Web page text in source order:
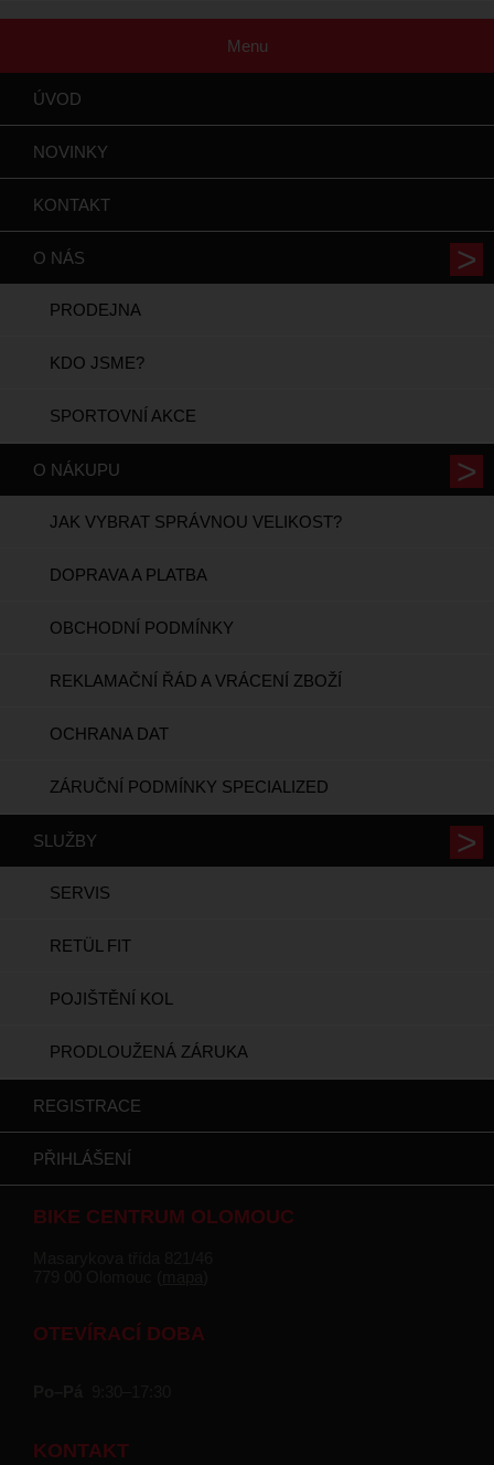
Menu
ÚVOD
NOVINKY
KONTAKT
O NÁS
PRODEJNA
KDO JSME?
SPORTOVNÍ AKCE
O NÁKUPU
JAK VYBRAT SPRÁVNOU VELIKOST?
DOPRAVA A PLATBA
OBCHODNÍ PODMÍNKY
REKLAMAČNÍ ŘÁD A VRÁCENÍ ZBOŽÍ
OCHRANA DAT
ZÁRUČNÍ PODMÍNKY SPECIALIZED
SLUŽBY
SERVIS
RETÜL FIT
POJIŠTĚNÍ KOL
PRODLOUŽENÁ ZÁRUKA
REGISTRACE
PŘIHLÁŠENÍ
BIKE CENTRUM OLOMOUC
OTEVÍRACÍ DOBA
KONTAKT